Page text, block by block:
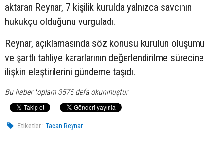
aktaran Reynar, 7 kişilik kurulda yalnızca savcının
hukukçu olduğunu vurguladı.
Reynar, açıklamasında söz konusu kurulun oluşumu
ve şartlı tahliye kararlarının değerlendirilme sürecine
ilişkin eleştirilerini gündeme taşıdı.
Bu haber toplam 3575 defa okunmuştur
Etiketler : Tacan Reynar